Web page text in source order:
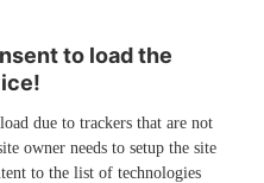
to load the
due to trackers that are not
owner needs to setup the site
to the list of technologies